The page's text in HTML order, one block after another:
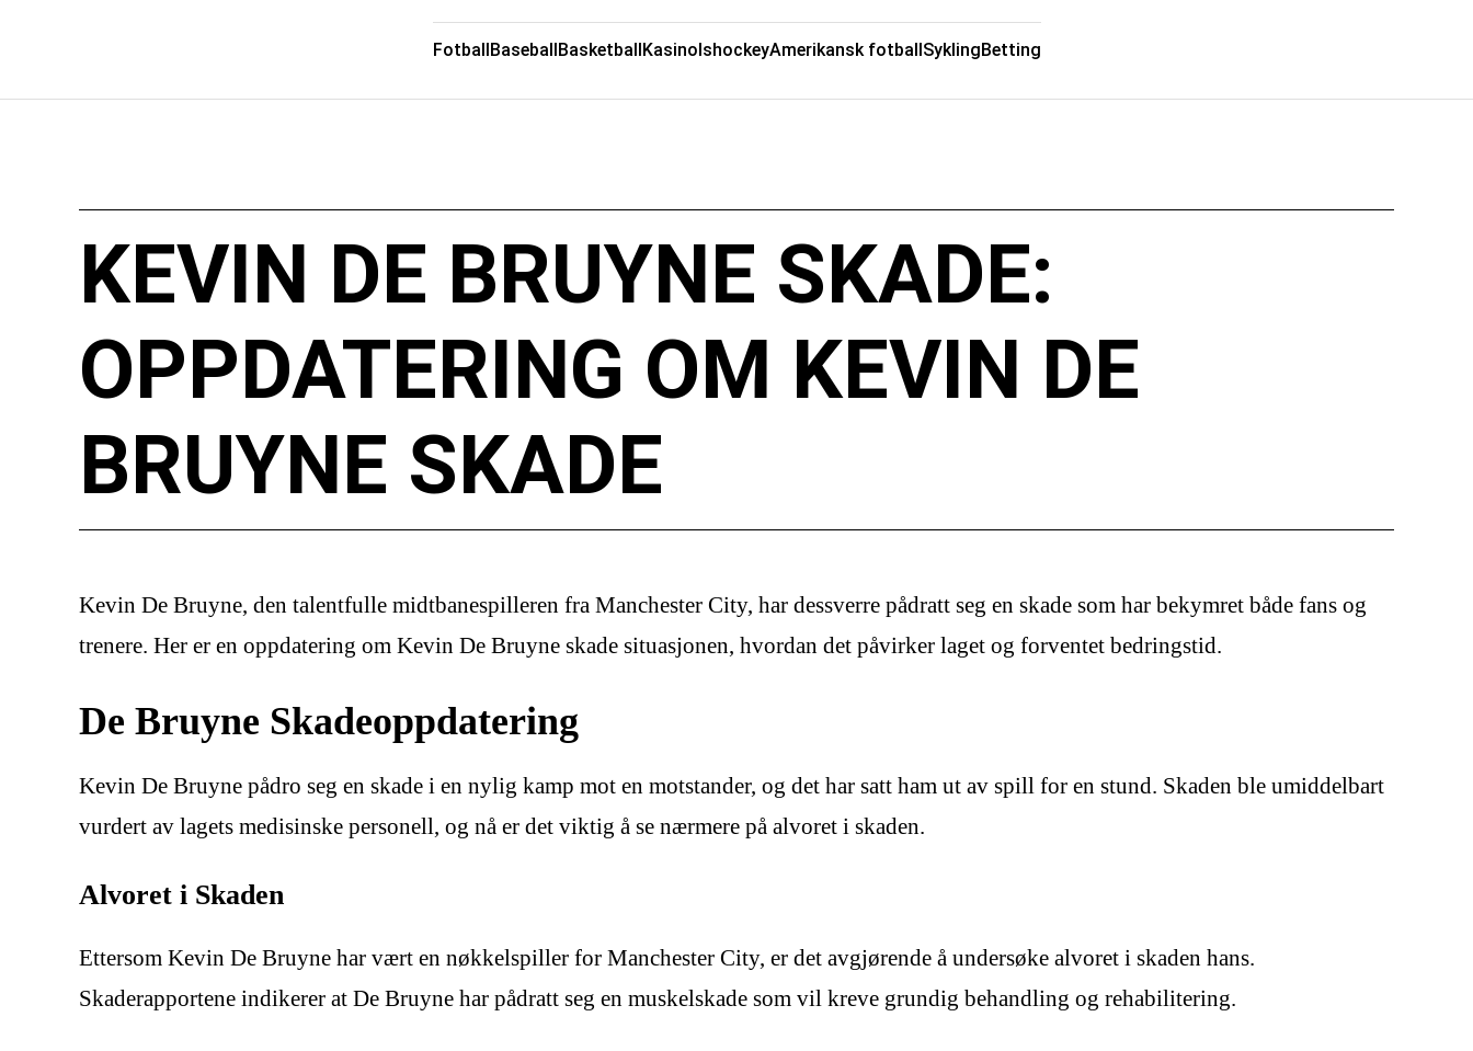
FotballBaseballBasketballKasinoIshockeyAmerikansk fotballSyklingBetting
KEVIN DE BRUYNE SKADE:
OPPDATERING OM KEVIN DE
BRUYNE SKADE
Kevin De Bruyne, den talentfulle midtbanespilleren fra Manchester City, har dessverre pådratt seg en skade som har bekymret både fans og
trenere. Her er en oppdatering om Kevin De Bruyne skade situasjonen, hvordan det påvirker laget og forventet bedringstid.
De Bruyne Skadeoppdatering
Kevin De Bruyne pådro seg en skade i en nylig kamp mot en motstander, og det har satt ham ut av spill for en stund. Skaden ble umiddelbart
vurdert av lagets medisinske personell, og nå er det viktig å se nærmere på alvoret i skaden.
Alvoret i Skaden
Ettersom Kevin De Bruyne har vært en nøkkelspiller for Manchester City, er det avgjørende å undersøke alvoret i skaden hans.
Skaderapportene indikerer at De Bruyne har pådratt seg en muskelskade som vil kreve grundig behandling og rehabilitering.